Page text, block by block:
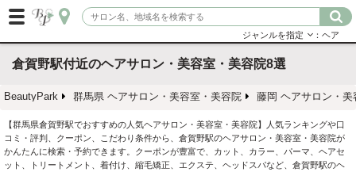
ジャンルを指定 ：ヘア
倉賀野駅付近のヘアサロン・美容室・美容院8選
BeautyPark 群馬県 ヘアサロン・美容室・美容院 藤岡 ヘアサロン・美
【群馬県倉賀野駅でおすすめの人気ヘアサロン・美容室・美容院】人気ランキングや口
コミ・評判、クーポン、こだわり条件から、倉賀野駅のヘアサロン・美容室・美容院が
かんたんに検索・予約できます。クーポンが豊富で、カット、カラー、パーマ、ヘアセ
ット、トリートメント、着付け、縮毛矯正、エクステ、ヘッドスパなど、倉賀野駅のヘ